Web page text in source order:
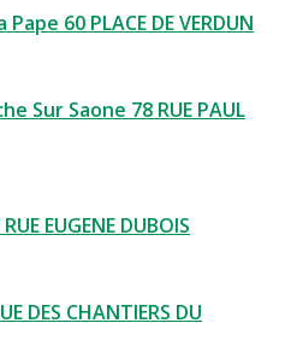
60 PLACE DE VERDUN
Sur Saone 78 RUE PAUL
EUGENE DUBOIS
DES CHANTIERS DU